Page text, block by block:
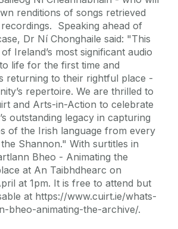
renditions of songs retrieved
recordings. Speaking ahead of
Dr Ní Chonghaile said: "This
Ireland’s most significant audio
life for the first time and
returning to their rightful place -
repertoire. We are thrilled to
and Arts-in-Action to celebrate
outstanding legacy in capturing
of the Irish language from every
Shannon." With surtitles in
Bheo - Animating the
at An Taibhdhearc on
at 1pm. It is free to attend but
at https://www.cuirt.ie/whats-
bheo-animating-the-archive/.